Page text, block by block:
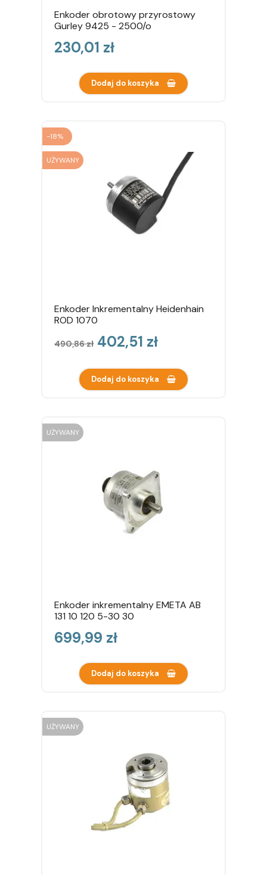
Enkoder obrotowy przyrostowy
Gurley 9425 - 2500/o
Cena
230,01 zł
Dodaj do koszyka
-18%
UŻYWANY
Enkoder Inkrementalny Heidenhain
ROD 1070
Cena
podstawowa
490,86 zł Cena
402,51 zł
Dodaj do koszyka
UŻYWANY
Enkoder inkrementalny EMETA AB
131 10 120 5-30 30
Cena
699,99 zł
Dodaj do koszyka
UŻYWANY